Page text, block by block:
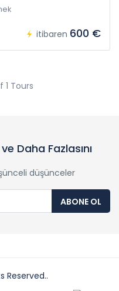
itibaren 600 €
1 Tours
Daha Fazlasını
düşünceler
ABONE OL
Reserved..